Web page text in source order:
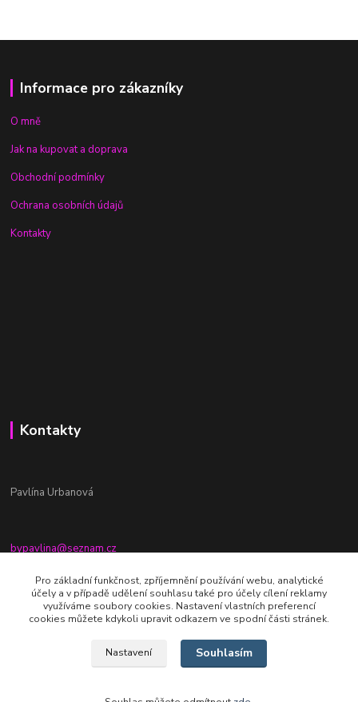
Informace pro zákazníky
O mně
Jak na kupovat a doprava
Obchodní podmínky
Ochrana osobních údajů
Kontakty
Kontakty
Pavlína Urbanová
bypavlina@seznam.cz
+420774917196
Fb stránka - By pavlina
Pro základní funkčnost, zpříjemnění používání webu, analytické
účely a v případě udělení souhlasu také pro účely cílení reklamy
využíváme soubory cookies. Nastavení vlastních preferencí
cookies můžete kdykoli upravit odkazem ve spodní části stránek.
Nastavení Souhlasím